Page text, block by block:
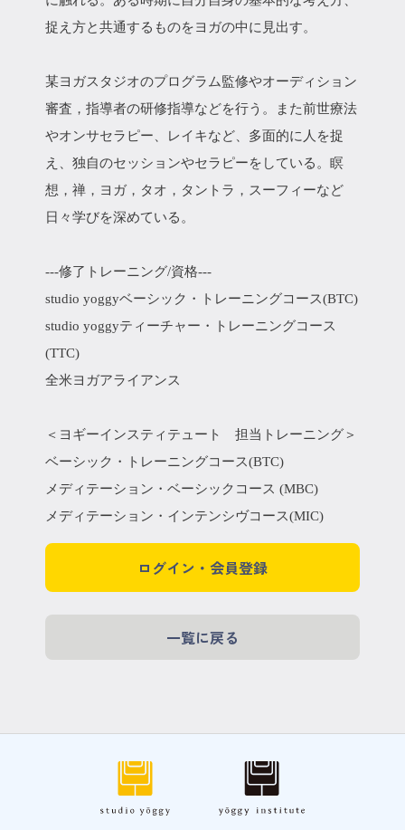
捉え方と共通するものをヨガの中に見出す。
某ヨガスタジオのプログラム監修やオーディション
審査，指導者の研修指導などを行う。また前世療法
やオンサセラピー、レイキなど、多面的に人を捉
え、独自のセッションやセラピーをしている。瞑
想，禅，ヨガ，タオ，タントラ，スーフィーなど
日々学びを深めている。
---修了トレーニング/資格---
studio yoggyベーシック・トレーニングコース(BTC)
studio yoggyティーチャー・トレーニングコース
(TTC)
全米ヨガアライアンス
＜ヨギーインスティテュート 担当トレーニング＞
ベーシック・トレーニングコース(BTC)
メディテーション・ベーシックコース (MBC)
メディテーション・インテンシヴコース(MIC)
ログイン・会員登録
一覧に戻る